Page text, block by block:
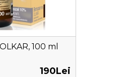
100 ml
190Lei